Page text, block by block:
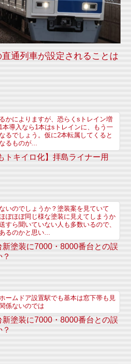
通列車が設定されることは
かによりますが、恐らくsトレイン増
導入なら1本はsトレインに、もう一
るでしょう。仮に2本転属してくると
るものが...
トキイロ化】拝島ライナー用
いのでしょうか？塗装案を見ていて
ぼほぼ同じ様な塗装に見えてしまうか
すら聞いていない人も多数いるので、
るのかと思い...
新塗装に7000・8000番台との誤
ームドア設置駅でも基本は窓下帯も見
係ないのでは
新塗装に7000・8000番台との誤